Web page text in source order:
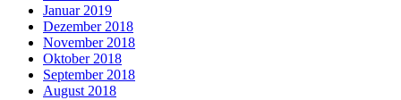
Januar 2019
Dezember 2018
November 2018
Oktober 2018
September 2018
August 2018